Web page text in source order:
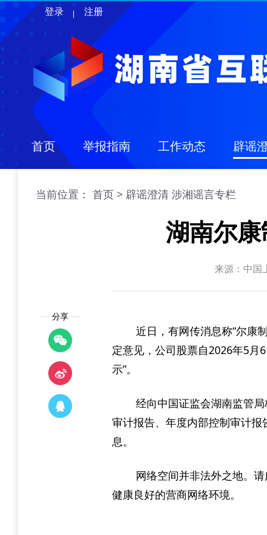
登录 注册
首页 举报指南 工作动态 辟谣
当前位置： 首页 > 辟谣澄清 涉湘谣言专栏
湖南尔
来源：中国
分享
近日，有网传消息称“尔康
定意见，公司股票自2026年5月
示”。
经向中国证监会湖南监管
审计报告、年度内部控制审计
息。
网络空间并非法外之地。
健康良好的营商网络环境。